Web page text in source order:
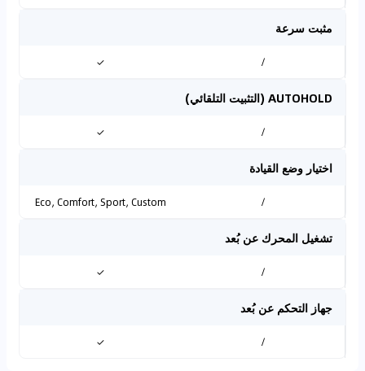
مثبت سرعة
/
✓
AUTOHOLD (التثبيت التلقائي)
/
✓
اختيار وضع القيادة
/
Eco, Comfort, Sport, Custom
تشغيل المحرك عن بُعد
/
✓
جهاز التحكم عن بُعد
/
✓